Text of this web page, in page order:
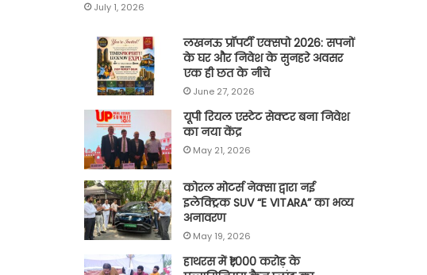
July 1, 2026
लखनऊ प्रॉपर्टी एक्सपो 2026: सपनों
के घर और निवेश के सुनहरे अवसर
एक ही छत के नीचे
June 27, 2026
यूपी रियल एस्टेट सेक्टर बना निवेश
का नया केंद्र
May 21, 2026
कोरल मोटर्स नेक्सा द्वारा नई
इलेक्ट्रिक SUV “E VITARA” का भव्य
अनावरण
May 19, 2026
हाथरस में ₹1,000 करोड़ के